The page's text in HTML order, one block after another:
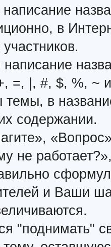
написание
в
=, |, #, $, %, ~ и
в
содержании.
не
и Ваши
"поднимать"